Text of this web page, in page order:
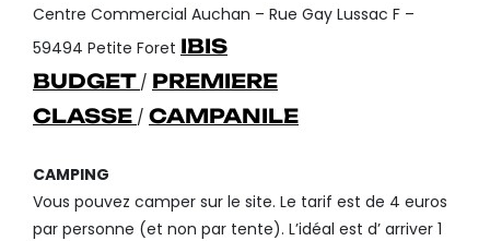
Centre Commercial Auchan – Rue Gay Lussac F –
59494 Petite Foret IBIS
BUDGET / PREMIERE
CLASSE / CAMPANILE
CAMPING
Vous pouvez camper sur le site. Le tarif est de 4 euros
par personne (et non par tente). L’idéal est d’ arriver 1